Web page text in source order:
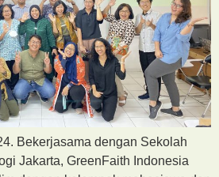
Bekerjasama dengan Sekolah
Jakarta, GreenFaith Indonesia